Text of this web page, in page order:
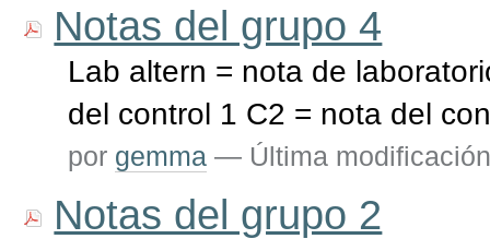
Notas del grupo 4
Lab altern = nota de
del control 1 C2 = nota del
por gemma — Última
Notas del grupo 2